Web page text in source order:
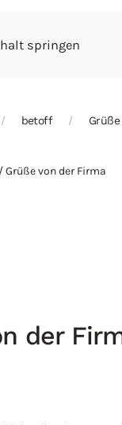
springen
betoff
/ Grüße von der Firma
der